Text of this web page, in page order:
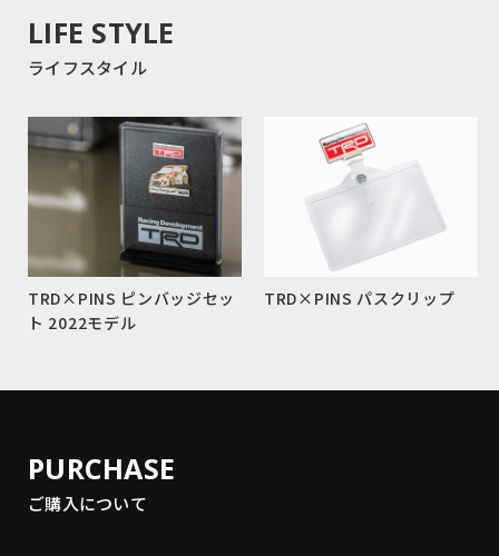
LIFE STYLE
ライフスタイル
TRD×PINS ピンバッジセッ
ト 2022モデル
TRD×PINS パスクリップ
PURCHASE
ご購入について